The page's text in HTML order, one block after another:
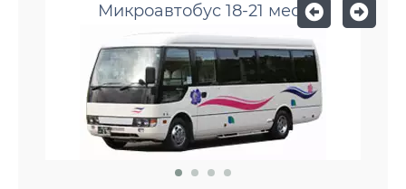
Микроавтобус 18-21 мест